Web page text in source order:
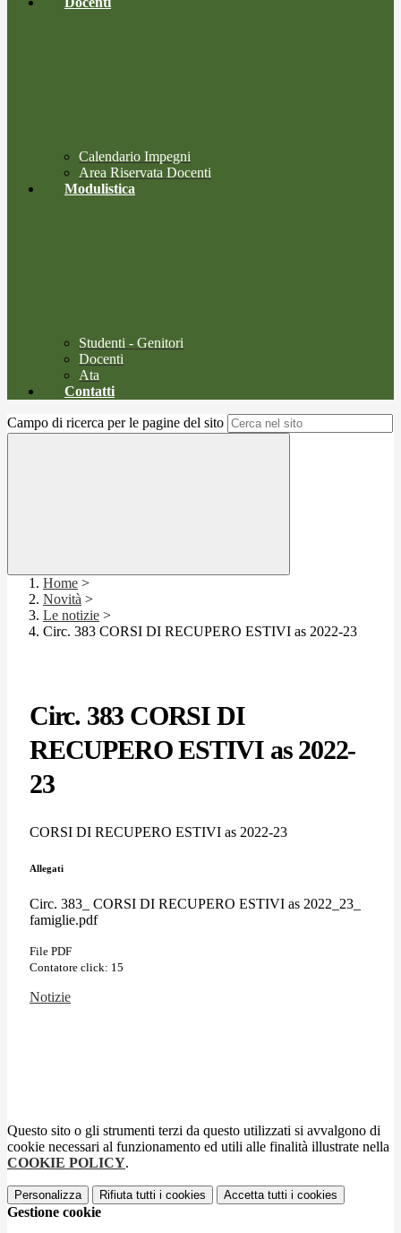
Calendario Impegni
Area Riservata Docenti
Modulistica
Studenti - Genitori
Docenti
Ata
Contatti
Campo di ricerca per le pagine del sito
Home >
Novità >
Le notizie >
Circ. 383 CORSI DI RECUPERO ESTIVI as 2022-23
Circ. 383 CORSI DI
RECUPERO ESTIVI as 2022-
23
CORSI DI RECUPERO ESTIVI as 2022-23
Allegati
Circ. 383_ CORSI DI RECUPERO ESTIVI as 2022_23_
famiglie.pdf
File PDF
Contatore click: 15
Notizie
Questo sito o gli strumenti terzi da questo utilizzati si avvalgono di
cookie necessari al funzionamento ed utili alle finalità illustrate nella
COOKIE POLICY.
Personalizza Rifiuta tutti i cookies Accetta tutti i cookies
Gestione cookie